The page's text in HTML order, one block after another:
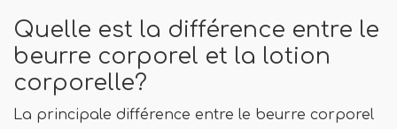
Quelle est la différence entre le
beurre corporel et la lotion
corporelle?
La principale différence entre le beurre corporel